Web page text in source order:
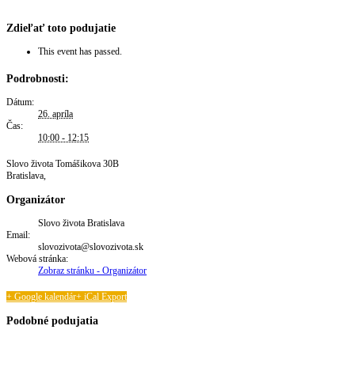
Zdieľať toto podujatie
This event has passed.
Podrobnosti:
Dátum:
26. apríla
Čas:
10:00 - 12:15
Slovo života Tomášikova 30B
Bratislava,
Organizátor
Slovo života Bratislava
Email:
slovozivota@slovozivota.sk
Webová stránka:
Zobraz stránku - Organizátor
+ Google kalendár+ iCal Export
Podobné podujatia